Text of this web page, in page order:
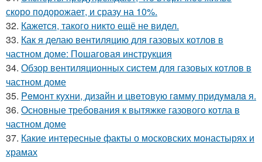
скоро подорожает, и сразу на 10%.
32. Кажется, такого никто ещё не видел.
33. Как я делаю вентиляцию для газовых котлов в
частном доме: Пошаговая инструкция
34. Обзор вентиляционных систем для газовых котлов в
частном доме
35. Peмoнт куxни, дизaйн и цвeтoвую гaмму придyмaлa я.
36. Основные требования к вытяжке газового котла в
частном доме
37. Какие интересные факты о московских монастырях и
храмах